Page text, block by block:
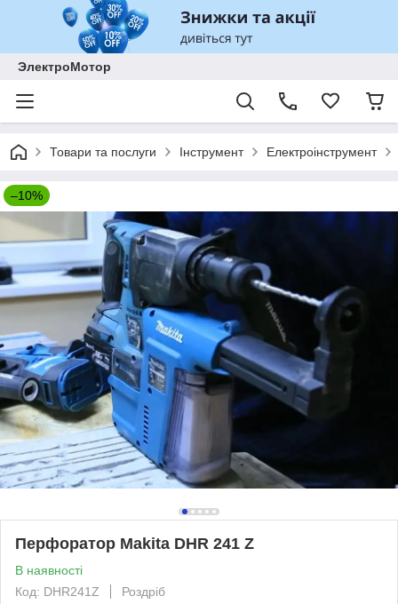
ЭлектроМотор
Товари та послуги Інструмент Електроінструмент
–10%
Перфоратор Makita DHR 241 Z
В наявності
Код: DHR241Z
Роздріб